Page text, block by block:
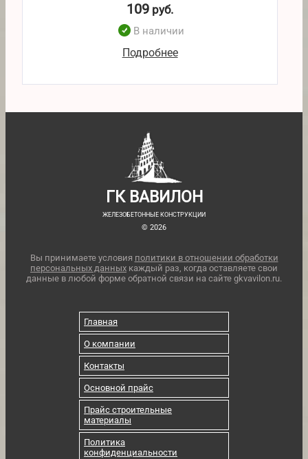
109 руб.
В наличии
Подробнее
ГК ВАВИЛОН
ЖЕЛЕЗОБЕТОННЫЕ КОНСТРУКЦИИ
© 2026
Вы принимаете условия политики в отношении обработки
персональных данных каждый раз, когда оставляете свои
данные в любой форме обратной связи на сайте gkvavilon.ru.
Главная
О компании
Контакты
Основной прайс
Прайс строительные
материалы
Политика
конфиденциальности